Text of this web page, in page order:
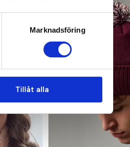
Marknadsföring
Tillåt alla